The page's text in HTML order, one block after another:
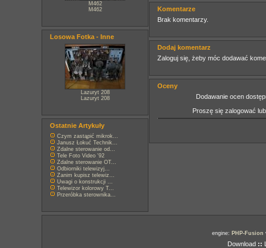
M462
M462
Losowa Fotka - Inne
Lazuryt 208
Lazuryt 208
Ostatnie Artykuły
Czym zastąpić mikrok...
Janusz Łokuć Technik...
Zdalne sterowanie od...
Tele Foto Video '92
Zdalne sterowanie OT...
Odbiorniki telewizyj...
Zanim kupisz telewiz...
Uwagi o konstrukcji ...
Telewizor kolorowy T...
Przeróbka sterownika...
Komentarze
Brak komentarzy.
Dodaj komentarz
Zaloguj się, żeby móc dodawać
Oceny
Dodawanie ocen
Proszę się zalogować
engine: PHP-Fusion
Download ::